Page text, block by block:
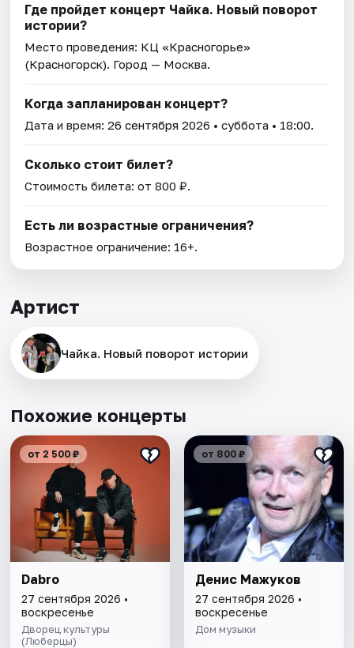
Где пройдет концерт Чайка. Новый поворот
истории?
Место проведения: КЦ «Красногорье»
(Красногорск). Город — Москва.
Когда запланирован концерт?
Дата и время:26 сентября 2026 • суббота • 18:00.
Сколько стоит билет?
Стоимость билета: от 800 ₽.
Есть ли возрастные ограничения?
Возрастное ограничение: 16+.
Артист
Чайка. Новый поворот истории
Похожие концерты
от 2 500 ₽
Dabro
27 сентября 2026 •
воскресенье
Дворец культуры
(Люберцы)
от 800 ₽
Денис Мажуков
27 сентября 2026 •
воскресенье
Дом музыки